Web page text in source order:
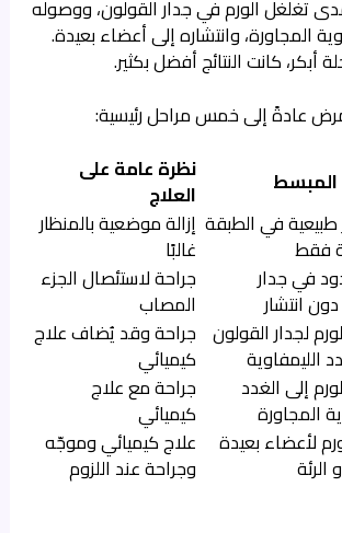
تغلغل الورم في جدار القولون، ووصوله
المجاورة، وانتشاره إلى أعضاء بعيدة.
أبكر، كانت النتائج أفضل بكثير.
عادةً إلى خمس مراحل رئيسية:
نظرة عامة على
العلاج
طبيعية في الطبقة
فقط
إزالة موضعية بالمنظار
غالبًا
في جدار
انتشار
جراحة لاستئصال الجزء
المصاب
لجدار القولون
الليمفاوية
جراحة وقد يُضاف علاج
كيميائي
إلى الغدد
المجاورة
جراحة مع علاج
كيميائي
لأعضاء بعيدة
الرئة
علاج كيميائي وموجّه
وجراحة عند اللزوم